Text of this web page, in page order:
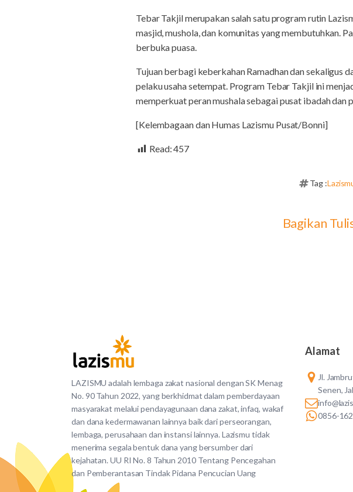
Tebar Takjil merupakan salah satu program rutin
masjid, mushola, dan komunitas yang membutuhkan.
berbuka puasa.
Tujuan berbagi keberkahan Ramadhan dan
pelaku usaha setempat. Program Tebar Takjil ini
memperkuat peran mushala sebagai pusat ibadah dan
[Kelembagaan dan Humas Lazismu Pusat/Bonni]
Read:457
Tag :
Bagikan
LAZISMU adalah lembaga zakat nasional dengan SK Menag
No. 90 Tahun 2022, yang berkhidmat dalam pemberdayaan
masyarakat melalui pendayagunaan dana zakat, infaq, wakaf
dan dana kedermawanan lainnya baik dari perseorangan,
lembaga, perusahaan dan instansi lainnya. Lazismu tidak
menerima segala bentuk dana yang bersumber dari
kejahatan. UU RI No. 8 Tahun 2010 Tentang Pencegahan
dan Pemberantasan Tindak Pidana Pencucian Uang
Alamat
Jl.
Senen,
0856-